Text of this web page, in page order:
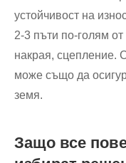
устойчивост на
2-3 пъти по-голям
накрая, сцепление.
може също да
земя.
Защо все